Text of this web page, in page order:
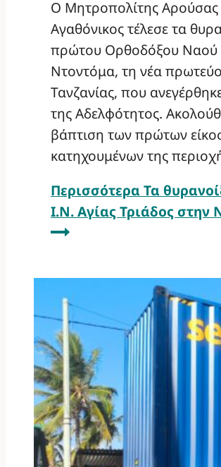
Ο Μητροπολίτης Αρούσας
Αγαθόνικος τέλεσε τα
πρώτου Ορθοδόξου Ναού
Ντοντόμα, τη νέα
Τανζανίας, που
της Αδελφότητος.
βάπτιση των πρώτων
κατηχουμένων της
Περισσότερα Τα
Ι.Ν. Αγίας Τριάδος στην